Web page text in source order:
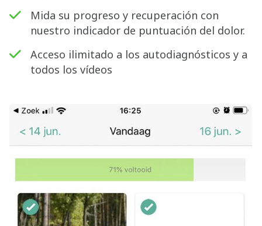
Mida su progreso y recuperación con
nuestro indicador de puntuación del dolor.
Acceso ilimitado a los autodiagnósticos y a
todos los vídeos